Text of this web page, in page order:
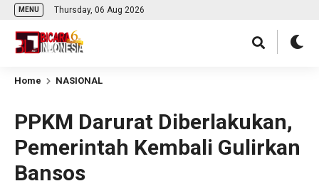
MENU Thursday, 06 Aug 2026
Home NASIONAL
PPKM Darurat Diberlakukan,
Pemerintah Kembali Gulirkan
Bansos